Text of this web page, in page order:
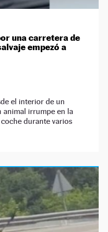
una carretera de
empezó a
el interior de un
animal irrumpe en la
durante varios